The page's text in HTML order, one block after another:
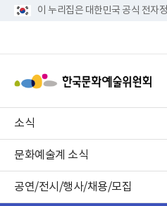
이 누리집은 대한민국 공식 전자
소식
문화예술계 소식
공연/전시/행사/채용/모집